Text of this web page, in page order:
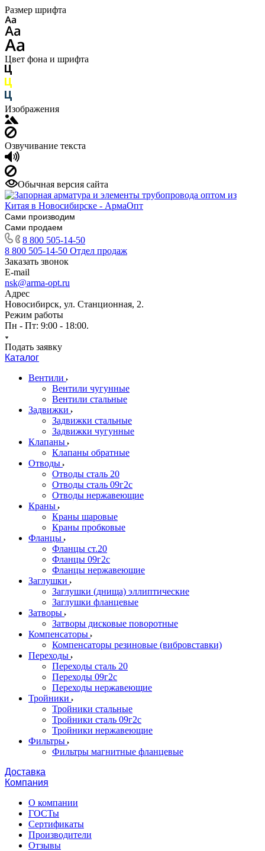
Размер шрифта
Цвет фона и шрифта
Изображения
Озвучивание текста
Обычная версия сайта
Сами производим
Сами продаем
8 800 505-14-50
8 800 505-14-50 Отдел продаж
Заказать звонок
E-mail
nsk@arma-opt.ru
Адрес
Новосибирск, ул. Станционная, 2.
Режим работы
Пн - Пт: 9:00 - 18:00.
Подать заявку
Каталог
Вентили
Вентили чугунные
Вентили стальные
Задвижки
Задвижки стальные
Задвижки чугунные
Клапаны
Клапаны обратные
Отводы
Отводы сталь 20
Отводы сталь 09г2с
Отводы нержавеющие
Краны
Краны шаровые
Краны пробковые
Фланцы
Фланцы ст.20
Фланцы 09г2с
Фланцы нержавеющие
Заглушки
Заглушки (днища) эллиптические
Заглушки фланцевые
Затворы
Затворы дисковые поворотные
Компенсаторы
Компенсаторы резиновые (вибровставки)
Переходы
Переходы сталь 20
Переходы 09г2с
Переходы нержавеющие
Тройники
Тройники стальные
Тройники сталь 09г2с
Тройники нержавеющие
Фильтры
Фильтры магнитные фланцевые
Доставка
Компания
О компании
ГОСТы
Сертификаты
Производители
Отзывы